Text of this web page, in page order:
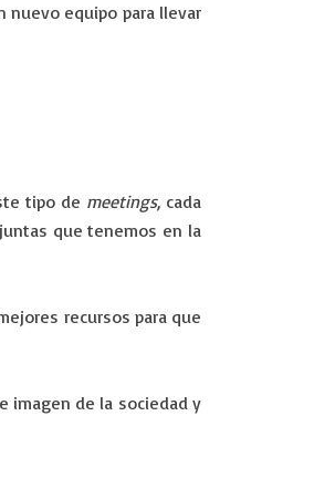
nuevo equipo para llevar
tipo de meetings, cada
que tenemos en la
recursos para que
imagen de la sociedad y